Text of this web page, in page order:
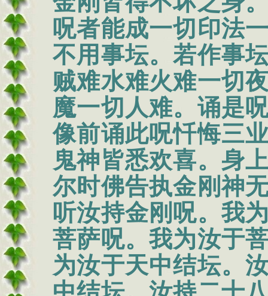
呪者能成一切印法
不用事坛。若作事
贼难水难火难一切
魔一切人难。诵是
像前诵此呪忏悔三
鬼神皆悉欢喜。身
尔时佛告执金刚神
听汝持金刚呪。我
菩萨呪。我为汝于
为汝于天中结坛。